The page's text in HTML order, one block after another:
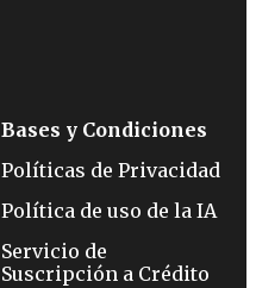
Bases y Condiciones
Políticas de Privacidad
Política de uso de la IA
Servicio de
Suscripción a Crédito